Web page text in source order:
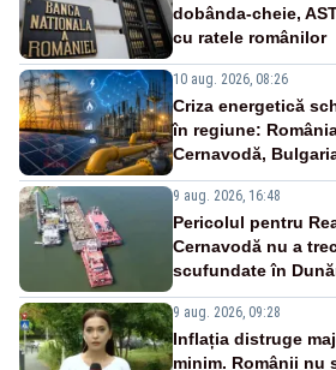
dobânda-cheie,
cu ratele românilor
10 aug. 2026, 08:26
Criza energetică
în regiune:
Cernavodă,
9 aug. 2026, 16:48
Pericolul pentru
Cernavodă nu a
scufundate în
9 aug. 2026, 09:28
Inflația distruge
minim. Românii nu